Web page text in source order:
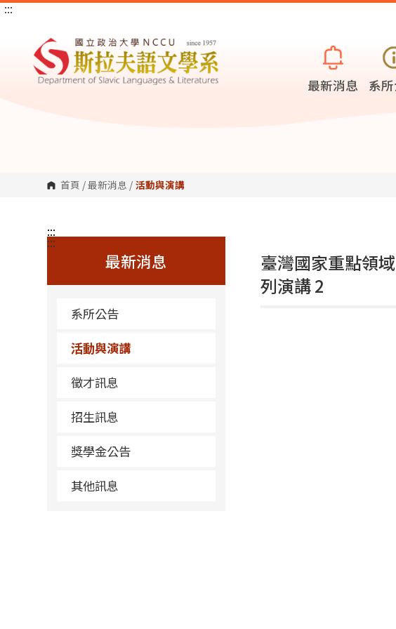
跳
:::
最新消息 系
首頁 /最新消息 / 活動與演講
:::
最新消息
系所公告
活動與演講
徵才訊息
招生訊息
獎學金公告
其他訊息
:::
臺灣國家重點領
列演講 2